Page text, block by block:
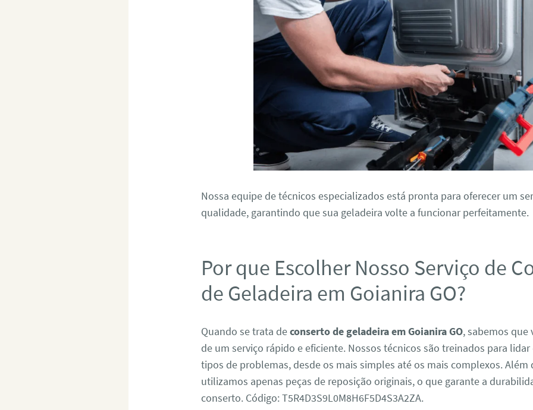
Nossa equipe de técnicos especializados está pronta para oferecer um
qualidade, garantindo que sua geladeira volte a funcionar perfeitamente.
Por que Escolher Nosso Serviço de
de Geladeira em Goianira GO?
Quando se trata deconserto de geladeira em Goianira GO, sabemos que
de um serviço rápido e eficiente. Nossos técnicos são treinados para
tipos de problemas, desde os mais simples até os mais complexos. Além
utilizamos apenas peças de reposição originais, o que garante a
conserto. Código: T5R4D3S9L0M8H6F5D4S3A2ZA.